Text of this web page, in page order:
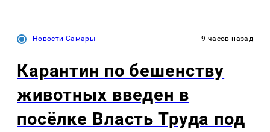
Новости Самары 9 часов назад
Карантин по бешенству
животных введен в
посёлке Власть Труда под